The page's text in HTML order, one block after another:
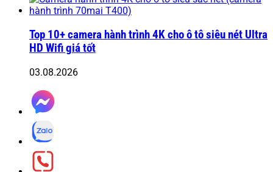
Top 10+ camera hành trình 4K cho ô tô siêu nét Ultra
HD Wifi giá tốt
03.08.2026